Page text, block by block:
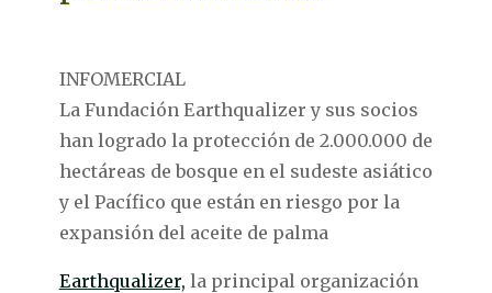
INFOMERCIAL
La Fundación Earthqualizer y sus socios
han logrado la protección de 2.000.000 de
hectáreas de bosque en el sudeste asiático
y el Pacífico que están en riesgo por la
expansión del aceite de palma
Earthqualizer, la principal organización